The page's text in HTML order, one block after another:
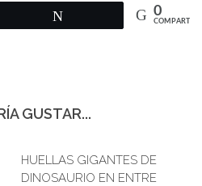
0
COMPARTIR
GUSTAR...
HUELLAS GIGANTES DE
DINOSAURIO EN ENTRE